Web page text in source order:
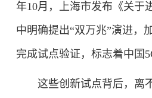
年10月，上海市发布《关于
中明确提出“双万兆”演进，
完成试点验证，标志着中
这些创新试点背后，离